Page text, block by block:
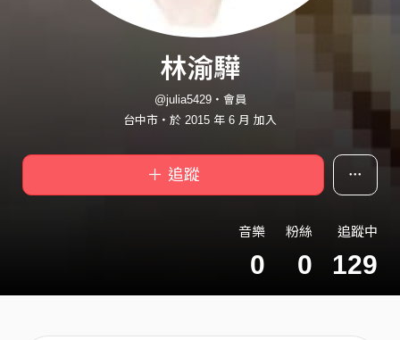
林渝驊
@julia5429・會員
台中市・於 2015 年 6 月 加入
＋ 追蹤
音樂
0
粉絲
0
追蹤中
129